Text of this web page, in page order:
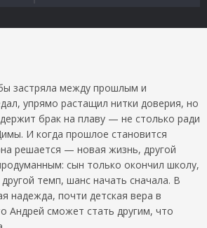
застряла между прошлым и
упрямо растащил нитки доверия, но
брак на плаву — не столько ради
И когда прошлое становится
решается — новая жизнь, другой
сын только окончил школу,
темп, шанс начать сначала. В
надежда, почти детская вера в
Андрей сможет стать другим, что